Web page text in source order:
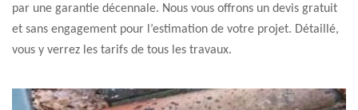
par une garantie décennale. Nous vous offrons un devis gratuit
et sans engagement pour l’estimation de votre projet. Détaillé,
vous y verrez les tarifs de tous les travaux.